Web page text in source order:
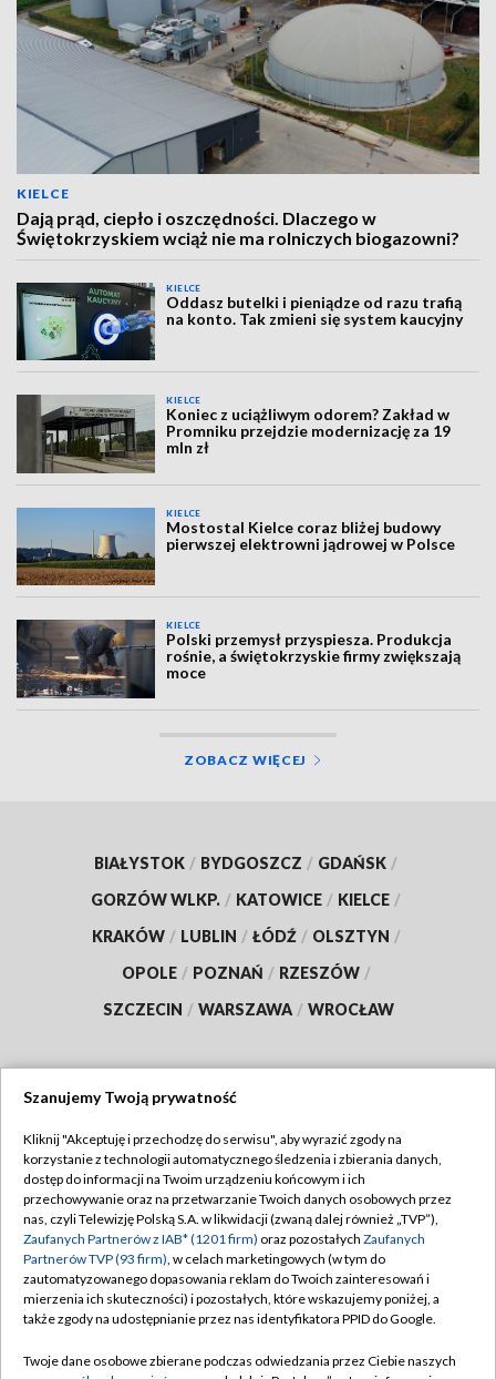
KIELCE
Dają prąd, ciepło i oszczędności. Dlaczego w
Świętokrzyskiem wciąż nie ma rolniczych biogazowni?
KIELCE
Oddasz butelki i pieniądze od razu trafią
na konto. Tak zmieni się system kaucyjny
KIELCE
Koniec z uciążliwym odorem? Zakład w
Promniku przejdzie modernizację za 19
mln zł
KIELCE
Mostostal Kielce coraz bliżej budowy
pierwszej elektrowni jądrowej w Polsce
KIELCE
Polski przemysł przyspiesza. Produkcja
rośnie, a świętokrzyskie firmy zwiększają
moce
ZOBACZ WIĘCEJ
BIAŁYSTOK / BYDGOSZCZ / GDAŃSK /
GORZÓW WLKP. / KATOWICE / KIELCE /
KRAKÓW / LUBLIN / ŁÓDŹ / OLSZTYN /
OPOLE / POZNAŃ / RZESZÓW /
SZCZECIN / WARSZAWA / WROCŁAW
TVP
Abonament TVP
Emisja w TVP
Centrum informacji TVP
Naziemna Telewizja Cyfrowa
Regulamin TVP
Polityka prywatności
Moje zgody
Pomoc
Szanujemy Twoją prywatność
Kliknij "Akceptuję i przechodzę do serwisu", aby wyrazić zgody na
korzystanie z technologii automatycznego śledzenia i zbierania danych,
dostęp do informacji na Twoim urządzeniu końcowym i ich
przechowywanie oraz na przetwarzanie Twoich danych osobowych przez
nas, czyli Telewizję Polską S.A. w likwidacji (zwaną dalej również „TVP”),
Zaufanych Partnerów z IAB* (1201 firm) oraz pozostałych Zaufanych
Partnerów TVP (93 firm), w celach marketingowych (w tym do
zautomatyzowanego dopasowania reklam do Twoich zainteresowań i
mierzenia ich skuteczności) i pozostałych, które wskazujemy poniżej, a
także zgody na udostępnianie przez nas identyfikatora PPID do Google.
Twoje dane osobowe zbierane podczas odwiedzania przez Ciebie naszych